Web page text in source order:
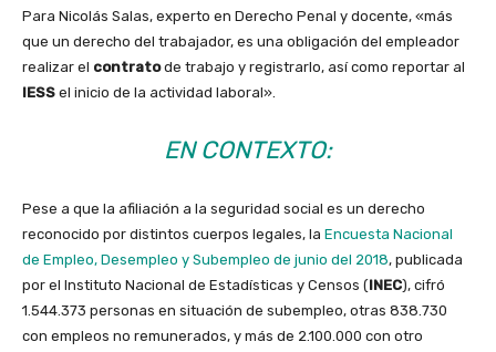
Para Nicolás Salas, experto en Derecho Penal y docente, «más
que un derecho del trabajador, es una obligación del empleador
realizar el contratode trabajo y registrarlo, así como reportar al
IESS el inicio de la actividad laboral».
EN CONTEXTO:
Pese a que la afiliación a la seguridad social es un derecho
reconocido por distintos cuerpos legales, la Encuesta Nacional
de Empleo, Desempleo y Subempleo de junio del 2018, publicada
por el Instituto Nacional de Estadísticas y Censos (INEC), cifró
1.544.373 personas en situación de subempleo, otras 838.730
con empleos no remunerados, y más de 2.100.000 con otro